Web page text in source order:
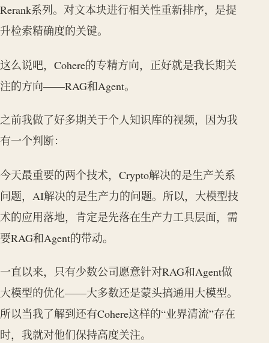
Rerank系列。对文本块进行相关性重新排序，是提
升检索精确度的关键。
这么说吧，Cohere的专精方向，正好就是我长期关
注的方向——RAG和Agent。
之前我做了好多期关于个人知识库的视频，因为我
有一个判断：
今天最重要的两个技术，Crypto解决的是生产关系
问题，AI解决的是生产力的问题。所以，大模型技
术的应用落地，肯定是先落在生产力工具层面，需
要RAG和Agent的带动。
一直以来，只有少数公司愿意针对RAG和Agent做
大模型的优化——大多数还是蒙头搞通用大模型。
所以当我了解到还有Cohere这样的“业界清流”存在
时，我就对他们保持高度关注。